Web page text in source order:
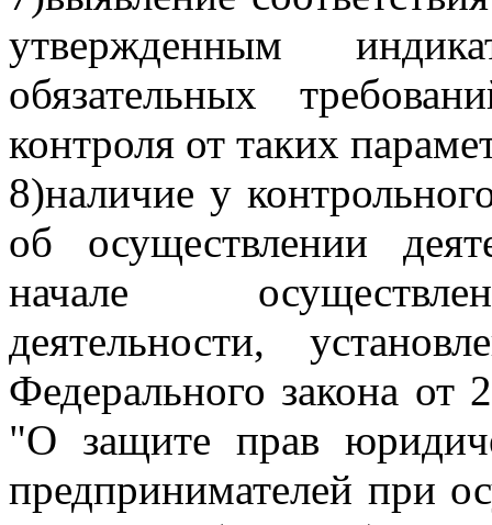
утвержденным
обязательных
контроля от таких
8)наличие у
об осуществлении
начале
деятельности,
Федерального закона
"О защите прав
предпринимателей при